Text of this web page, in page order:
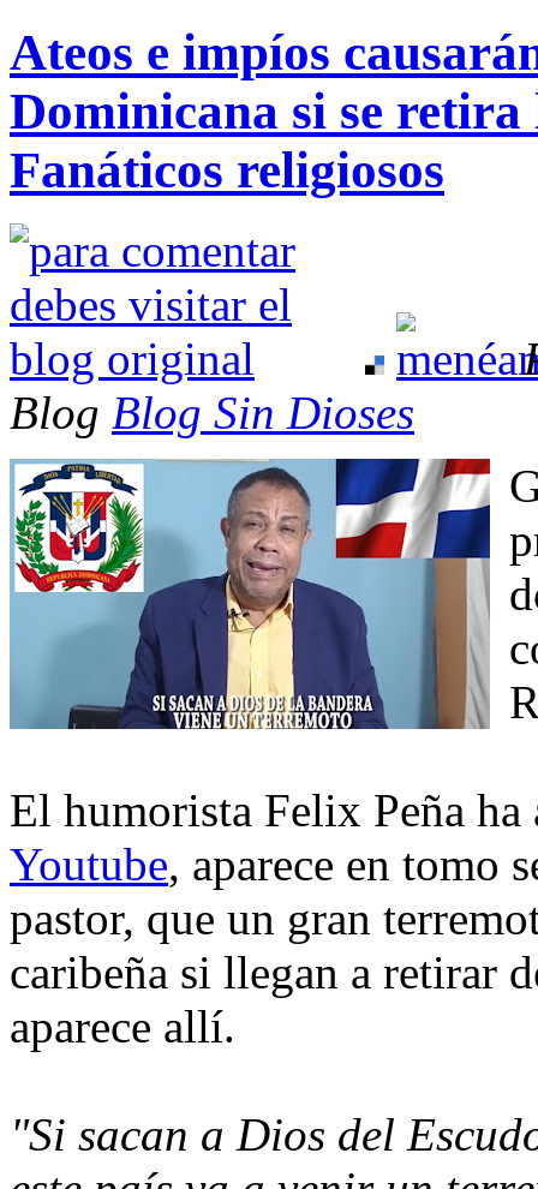
Ateos e impíos
Dominicana si se
Fanáticos religiosos
Blog Blog Sin Dioses
El humorista Felix Peña
Youtube, aparece en tomo
pastor, que un gran
caribeña si llegan a retirar
aparece allí.
"Si sacan a Dios del